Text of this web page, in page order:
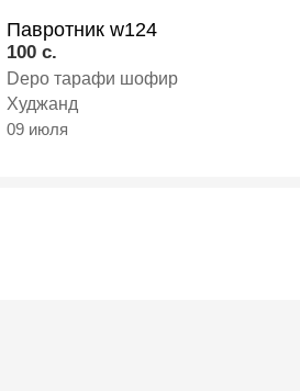
Павротник w124
100 c.
Depo тарафи шофир
Худжанд
09 июля